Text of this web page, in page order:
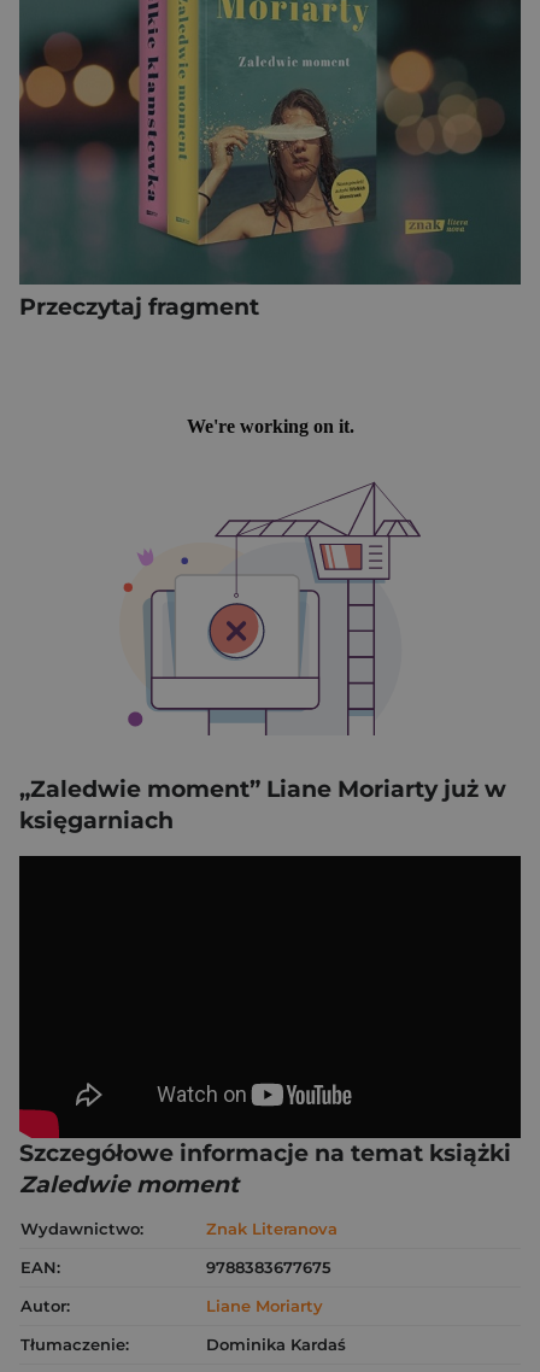
Przeczytaj fragment
„Zaledwie moment” Liane Moriarty już w
księgarniach
Szczegółowe informacje na temat książki
Zaledwie moment
Wydawnictwo:
Znak Literanova
EAN:
9788383677675
Autor:
Liane Moriarty
Tłumaczenie:
Dominika Kardaś